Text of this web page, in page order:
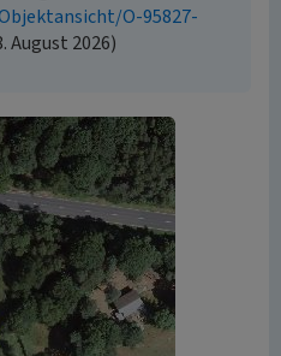
O-95827-
August 2026)